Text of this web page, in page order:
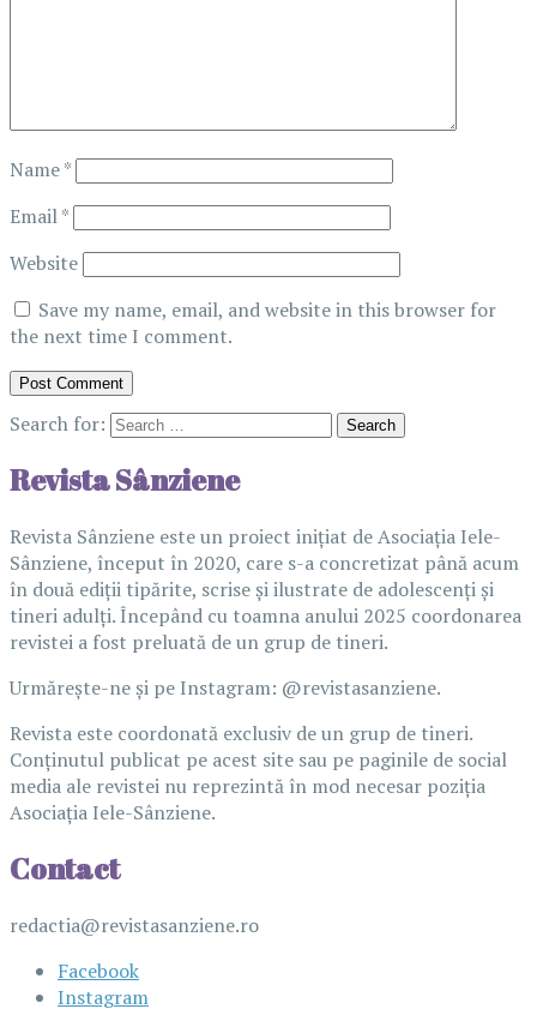
Name*
Email*
Website
Save my name, email, and website in this browser for
the next time I comment.
Search for:
Revista Sânziene
Revista Sânziene este un proiect inițiat de Asociația Iele-
Sânziene, început în 2020, care s-a concretizat până acum
în două ediții tipărite, scrise și ilustrate de adolescenți și
tineri adulți. Începând cu toamna anului 2025 coordonarea
revistei a fost preluată de un grup de tineri.
Urmărește-ne și pe Instagram: @revistasanziene.
Revista este coordonată exclusiv de un grup de tineri.
Conținutul publicat pe acest site sau pe paginile de social
media ale revistei nu reprezintă în mod necesar poziția
Asociația Iele-Sânziene.
Contact
redactia@revistasanziene.ro
Facebook
Instagram